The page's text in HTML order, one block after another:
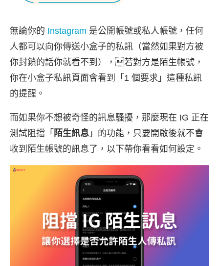
無論你的 Instagram 是公開帳號或私人帳號，任何
人都可以向你傳送小盒子的私訊（當然如果對方被
你封鎖的話你就看不到），若對方是陌生帳號，
你在小盒子私訊頁面會看到「1 個要求」這種私訊
的提醒。
而如果你不想被奇怪的訊息騷擾，那麼現在 IG 正在
測試阻擋「 陌生訊息 」的功能，只要開啟後就不會
收到陌生帳號的訊息了，以下帶你看看如何設定。